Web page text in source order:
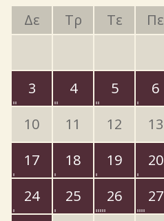
Δε Τρ Τε Πε
3
4 5 6
10
11 12 13
17
18 19 20
24
25 26 27